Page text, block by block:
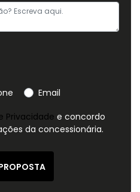
Email
Privacidade e concordo
da concessionária.